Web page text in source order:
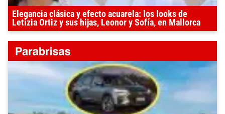
Elegancia clásica y efecto acuarela: los looks de
Letizia Ortiz y sus hijas, Leonor y Sofía, en Mallorca